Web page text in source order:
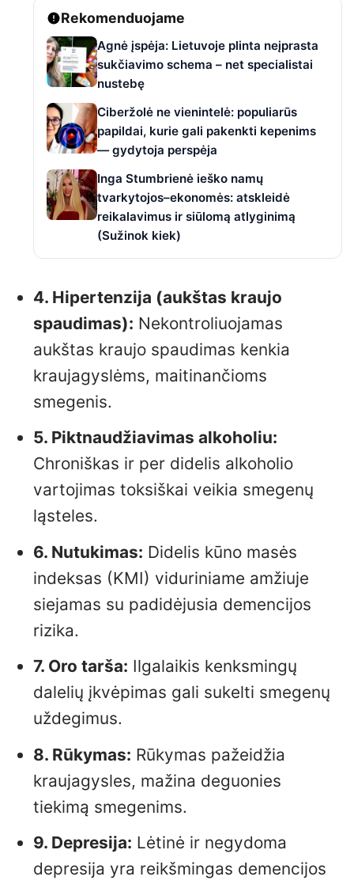
Rekomenduojame
Agnė įspėja: Lietuvoje plinta neįprasta
sukčiavimo schema – net specialistai
nustebę
Ciberžolė ne vienintelė: populiarūs
papildai, kurie gali pakenkti kepenims
— gydytoja perspėja
Inga Stumbrienė ieško namų
tvarkytojos–ekonomės: atskleidė
reikalavimus ir siūlomą atlyginimą
(Sužinok kiek)
4. Hipertenzija (aukštas kraujo
spaudimas): Nekontroliuojamas
aukštas kraujo spaudimas kenkia
kraujagyslėms, maitinančioms
smegenis.
5. Piktnaudžiavimas alkoholiu:
Chroniškas ir per didelis alkoholio
vartojimas toksiškai veikia smegenų
ląsteles.
6. Nutukimas: Didelis kūno masės
indeksas (KMI) viduriniame amžiuje
siejamas su padidėjusia demencijos
rizika.
7. Oro tarša: Ilgalaikis kenksmingų
dalelių įkvėpimas gali sukelti smegenų
uždegimus.
8. Rūkymas: Rūkymas pažeidžia
kraujagysles, mažina deguonies
tiekimą smegenims.
9. Depresija: Lėtinė ir negydoma
depresija yra reikšmingas demencijos